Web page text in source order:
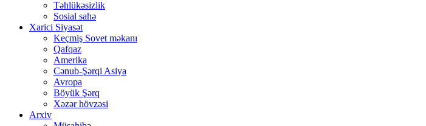
Təhlükəsizlik
Sosial sahə
Xarici Siyasət
Keçmiş Sovet məkanı
Qafqaz
Amerika
Cənub-Şərqi Asiya
Avropa
Böyük Şərq
Xəzər hövzəsi
Arxiv